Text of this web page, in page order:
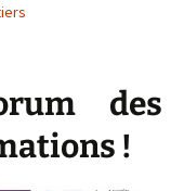
des
!